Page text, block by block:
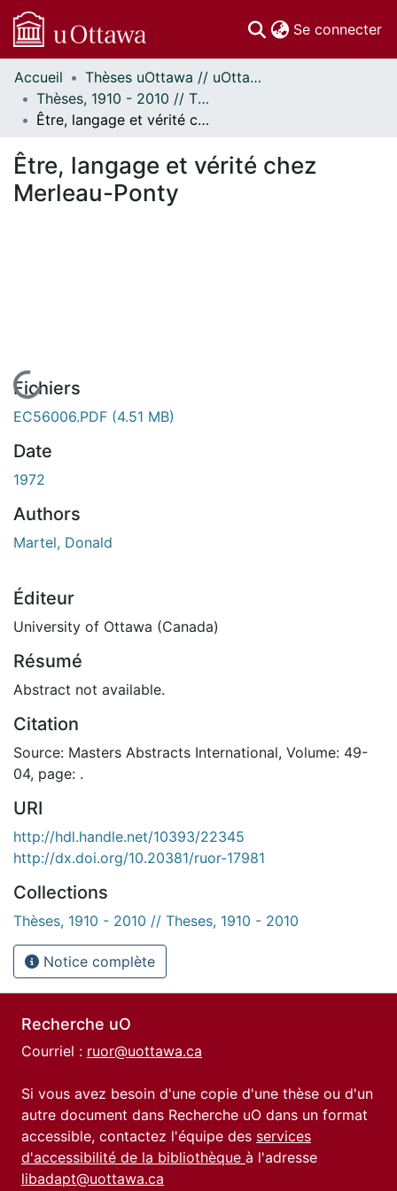
Se connecter
Communautés
et collections
Parcourir
Statistiques
À propos
Accueil
Thèses uOttawa // uOttawa Theses
Thèses, 1910 - 2010 // Theses, 1910 - 2010
Être, langage et vérité chez Merleau-Ponty
Être, langage et vérité chez
Merleau-Ponty
En cours de chargement...
Fichiers
EC56006.PDF (4.51 MB)
Date
1972
Authors
Martel, Donald
Éditeur
University of Ottawa (Canada)
Résumé
Abstract not available.
Citation
Source: Masters Abstracts International, Volume: 49-
04, page: .
URI
http://hdl.handle.net/10393/22345
http://dx.doi.org/10.20381/ruor-17981
Collections
Thèses, 1910 - 2010 // Theses, 1910 - 2010
Notice complète
Recherche uO
Courriel : ruor@uottawa.ca
Si vous avez besoin d'une copie d'une thèse ou d'un
autre document dans Recherche uO dans un format
accessible, contactez l'équipe des services
d'accessibilité de la bibliothèque à l'adresse
libadapt@uottawa.ca